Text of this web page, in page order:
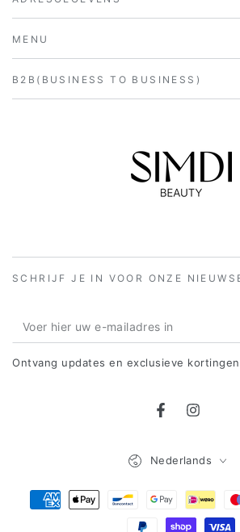
MENU
B2B(BUSINESS TO BUSINESS)
SCHRIJF JE IN VOOR ONZE
Voer
hier
Ontvang updates en exclusieve
Facebook
Nederlands
Betaalmethoden